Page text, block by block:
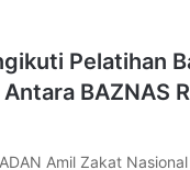
Pelatihan
BAZNAS
Amil Zakat